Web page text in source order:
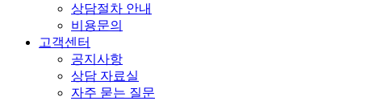
상담절차 안내
비용문의
고객센터
공지사항
상담 자료실
자주 묻는 질문